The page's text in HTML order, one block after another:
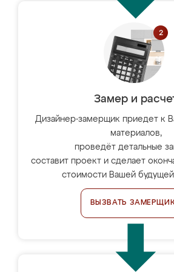
Замер и
Дизайнер-замерщик приедет к
материалов,
проведёт детальные
составит проект и сделает
стоимости Вашей
ВЫЗВАТЬ